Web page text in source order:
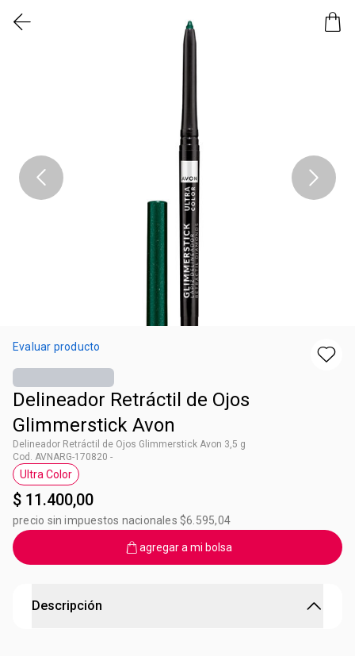
Evaluar producto
Delineador Retráctil de Ojos
Glimmerstick Avon
Delineador Retráctil de Ojos Glimmerstick Avon 3,5 g
Cod. AVNARG-170820 -
Etiqueta Ultra Color
Ultra Color
$ 11.400,00
precio sin impuestos nacionales $6.595,04
agregar a mi bolsa
Descripción